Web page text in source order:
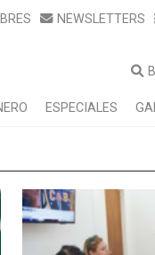
NEWSLETTERS
ESPECIALES